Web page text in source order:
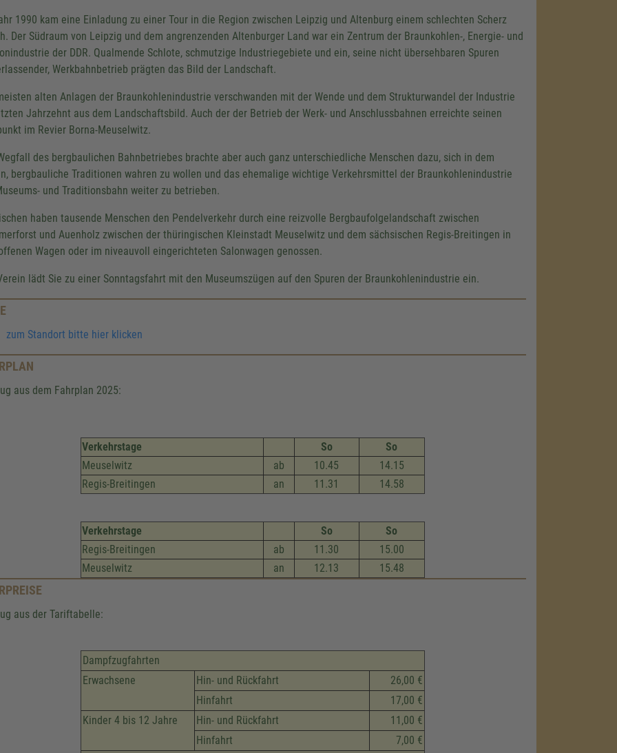
1990 kam eine Einladung zu einer Tour in die Region zwischen Leipzig und Altenburg einem schlechten Scherz
Der Südraum von Leipzig und dem angrenzenden Altenburger Land war ein Zentrum der Braunkohlen-, Energie- und
der DDR. Qualmende Schlote, schmutzige Industriegebiete und ein, seine nicht übersehbaren Spuren
Werkbahnbetrieb prägten das Bild der Landschaft.
alten Anlagen der Braunkohlenindustrie verschwanden mit der Wende und dem Strukturwandel der Industrie
Jahrzehnt aus dem Landschaftsbild. Auch der der Betrieb der Werk- und Anschlussbahnen erreichte seinen
im Revier Borna-Meuselwitz.
des bergbaulichen Bahnbetriebes brachte aber auch ganz unterschiedliche Menschen dazu, sich in dem
bergbauliche Traditionen wahren zu wollen und das ehemalige wichtige Verkehrsmittel der Braunkohlenindustrie
und Traditionsbahn weiter zu betrieben.
haben tausende Menschen den Pendelverkehr durch eine reizvolle Bergbaufolgelandschaft zwischen
und Auenholz zwischen der thüringischen Kleinstadt Meuselwitz und dem sächsischen Regis-Breitingen in
Wagen oder im niveauvoll eingerichteten Salonwagen genossen.
lädt Sie zu einer Sonntagsfahrt mit den Museumszügen auf den Spuren der Braunkohlenindustrie ein.
zum Standort bitte hier klicken
aus dem Fahrplan 2025:
Verkehrstage So
So
Meuselwitz
ab 10.45
14.15
Regis-Breitingen
an 11.31 14.58
Verkehrstage So
So
Regis-Breitingen
ab 11.30
15.00
Meuselwitz
an 12.13 15.48
aus der Tariftabelle:
Dampfzugfahrten
Erwachsene
Hin- und Rückfahrt
26,00 €
Hinfahrt
17,00 €
Kinder 4 bis 12 Jahre
Hin- und Rückfahrt
11,00 €
Hinfahrt
7,00 €